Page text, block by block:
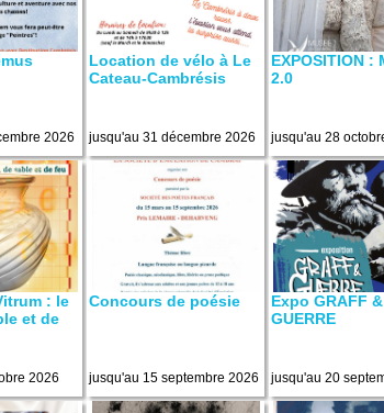
2026
Location de vélo à Le
Cateau-Cambrésis
jusqu'au 31 décembre 2026
EXPOSITION :
2.0
jusqu'au 28
: le
et de
2026
Concours de poésie
jusqu'au 15 septembre 2026
Expo GRAFF &
GUERRE
jusqu'au 20